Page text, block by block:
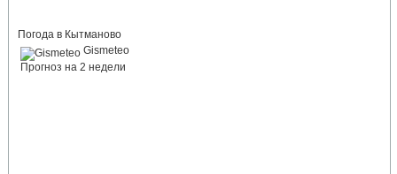
Погода в Кытманово
Gismeteo
Прогноз на 2 недели